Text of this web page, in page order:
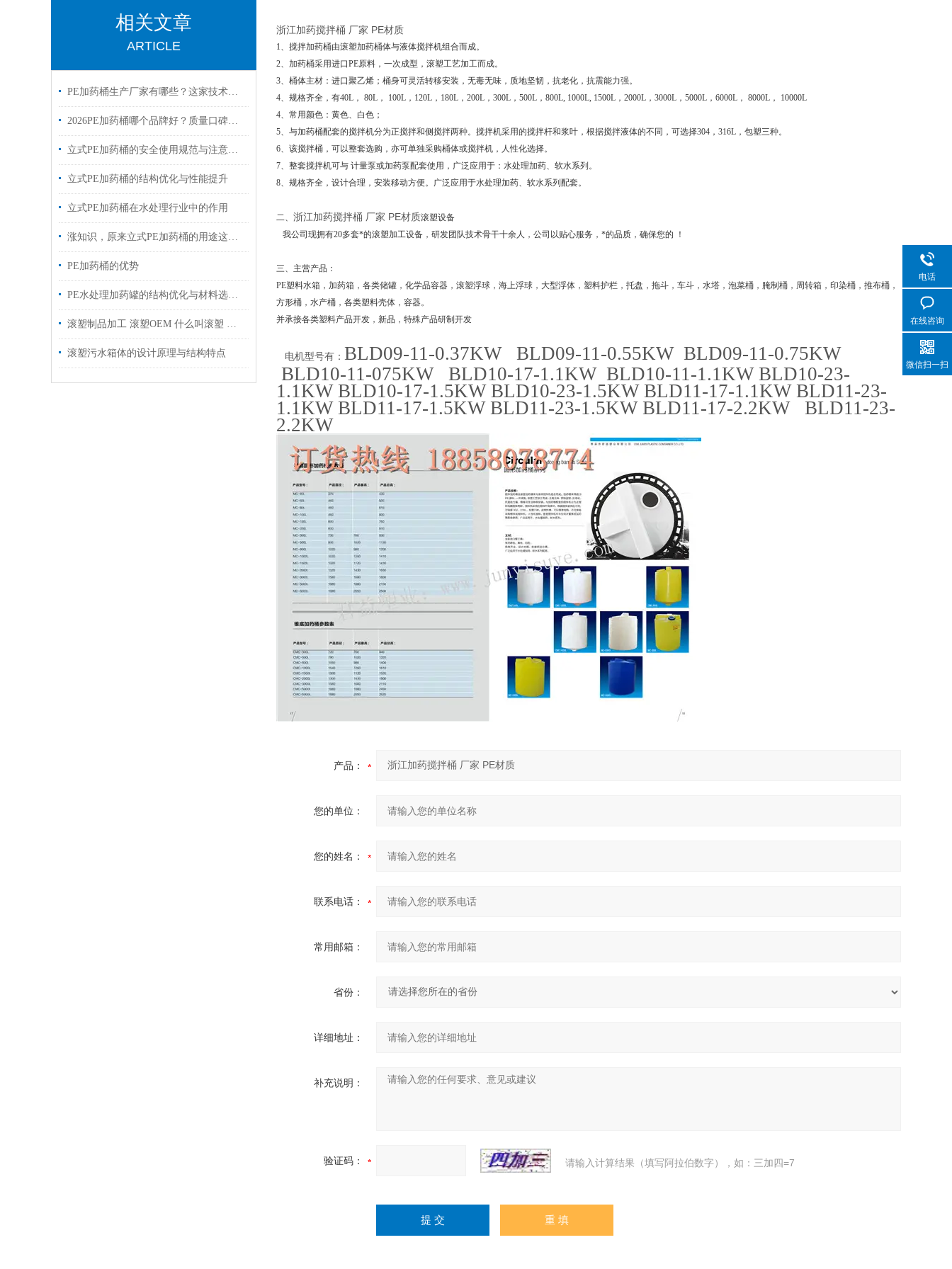
相关文章
ARTICLE
PE加药桶生产厂家有哪些？这家技术强、可定制、交货快
2026PE加药桶哪个品牌好？质量口碑、技术实力、性价比全面解析
立式PE加药桶的安全使用规范与注意事项
立式PE加药桶的结构优化与性能提升
立式PE加药桶在水处理行业中的作用
涨知识，原来立式PE加药桶的用途这么多
PE加药桶的优势
PE水处理加药罐的结构优化与材料选择分析
滚塑制品加工 滚塑OEM 什么叫滚塑 滚塑产品优点
滚塑污水箱体的设计原理与结构特点
浙江加药搅拌桶 厂家 PE材质
1、搅拌加药桶由滚塑加药桶体与液体搅拌机组合而成。
2、加药桶采用进口PE原料，一次成型，滚塑工艺加工而成。
3、桶体主材：进口聚乙烯；桶身可灵活转移安装，无毒无味，质地坚韧，抗老化，抗震能力强。
4、规格齐全，有40L， 80L， 100L，120L，180L，200L，300L，500L，800L, 1000L, 1500L，2000L，3000L，5000L，6000L， 8000L， 10000L
4、常用颜色：黄色、白色；
5、与加药桶配套的搅拌机分为正搅拌和侧搅拌两种。搅拌机采用的搅拌杆和浆叶，根据搅拌液体的不同，可选择304，316L，包塑三种。
6、该搅拌桶，可以整套选购，亦可单独采购桶体或搅拌机，人性化选择。
7、整套搅拌机可与 计量泵或加药泵配套使用，广泛应用于：水处理加药、软水系列。
8、规格齐全，设计合理，安装移动方便。广泛应用于水处理加药、软水系列配套。
二、 浙江加药搅拌桶 厂家 PE材质滚塑设备
我公司现拥有20多套*的滚塑加工设备，研发团队技术骨干十余人，公司以贴心服务，*的品质，确保您的 ！
三、 主营产品：
PE塑料水箱，加药箱，各类储罐，化学品容器，滚塑浮球，海上浮球，大型浮体，塑料护栏，托盘，拖斗，车斗，水塔，泡菜桶，腌制桶，周转箱，印染桶，推布桶，
方形桶，水产桶，各类塑料壳体，容器。
并承接各类塑料产品开发，新品，特殊产品研制开发
电机型号有： BLD09-11-0.37KW BLD09-11-0.55KW BLD09-11-0.75KW
BLD10-11-075KW BLD10-17-1.1KW BLD10-11-1.1KW BLD10-23-
1.1KW BLD10-17-1.5KW BLD10-23-1.5KW BLD11-17-1.1KW BLD11-23-
1.1KW BLD11-17-1.5KW BLD11-23-1.5KW BLD11-17-2.2KW BLD11-23-
2.2KW
产品：
您的单位：
您的姓名：
联系电话：
常用邮箱：
省份：
详细地址：
补充说明：
验证码： 请输入计算结果（填写阿拉伯数字），如：三加四=7
电话
在线咨询
微信扫一扫